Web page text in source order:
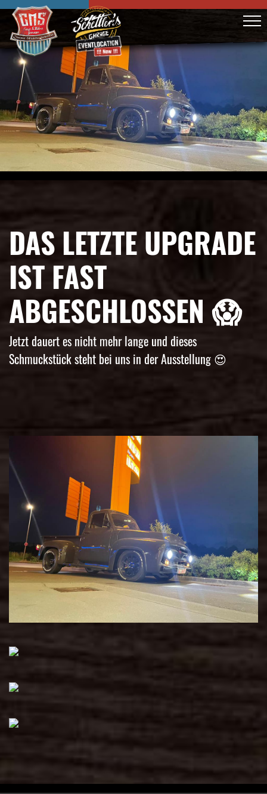
DAS LETZTE UPGRADE
IST FAST
ABGESCHLOSSEN 😱
Jetzt dauert es nicht mehr lange und dieses
Schmuckstück steht bei uns in der Ausstellung 😍